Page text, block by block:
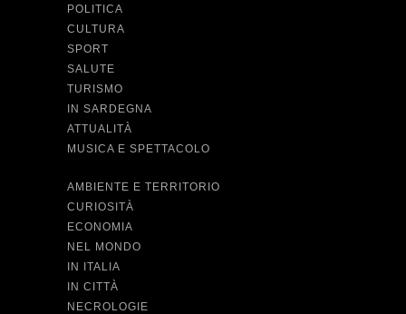
POLITICA
CULTURA
SPORT
SALUTE
TURISMO
IN SARDEGNA
ATTUALITÀ
MUSICA E SPETTACOLO
AMBIENTE E TERRITORIO
CURIOSITÀ
ECONOMIA
NEL MONDO
IN ITALIA
IN CITTÀ
NECROLOGIE